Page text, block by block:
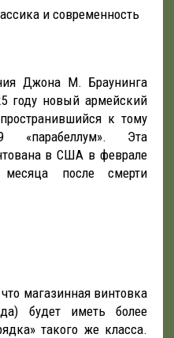
и современность
Джона М. Браунинга
году новый армейский
к тому
«парабеллум». Эта
в США в феврале
после смерти
магазинная винтовка
будет иметь более
такого же класса.